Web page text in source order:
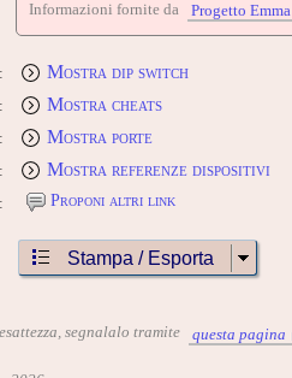
Informazioni fornite da Progetto Emma
Mostra dip switch
Mostra cheats
Mostra porte
Mostra referenze dispositivi
Proponi altri link
Stampa / Esporta
segnalalo tramite questa pagina